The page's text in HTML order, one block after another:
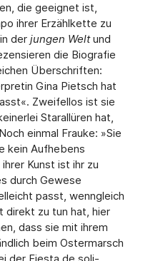
die geeignet ist,
ihrer Erzählkette zu
der jungen Weltund
die Biografie
Überschriften:
Gina Pietsch hat
Zweifellos ist sie
Starallüren hat,
einmal Frauke: »Sie
kein Aufhebens
Kunst ist ihr zu
durch Gewese
passt, wenngleich
direkt zu tun hat, hier
dass sie mit ihrem
beim Ostermarsch